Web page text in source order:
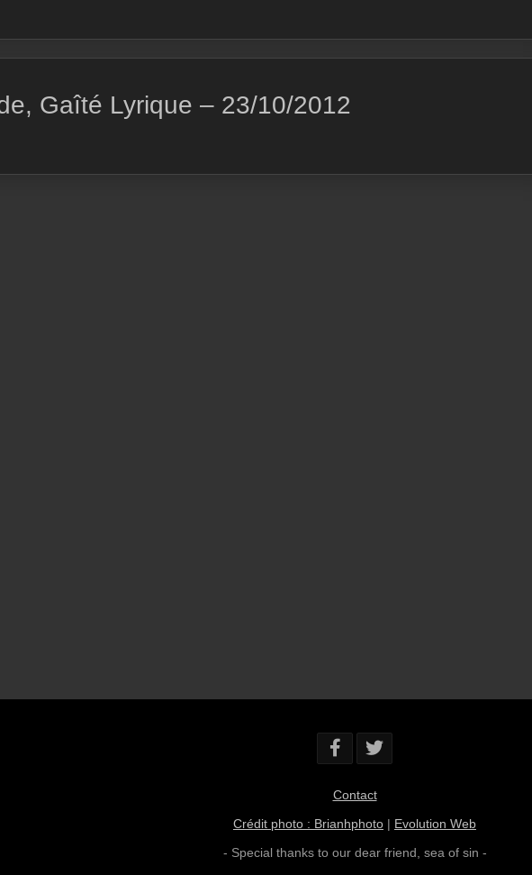
Gaîté Lyrique – 23/10/2012
Contact
Crédit photo : Brianhphoto | Evolution Web
- Special thanks to our dear friend, sea of sin -